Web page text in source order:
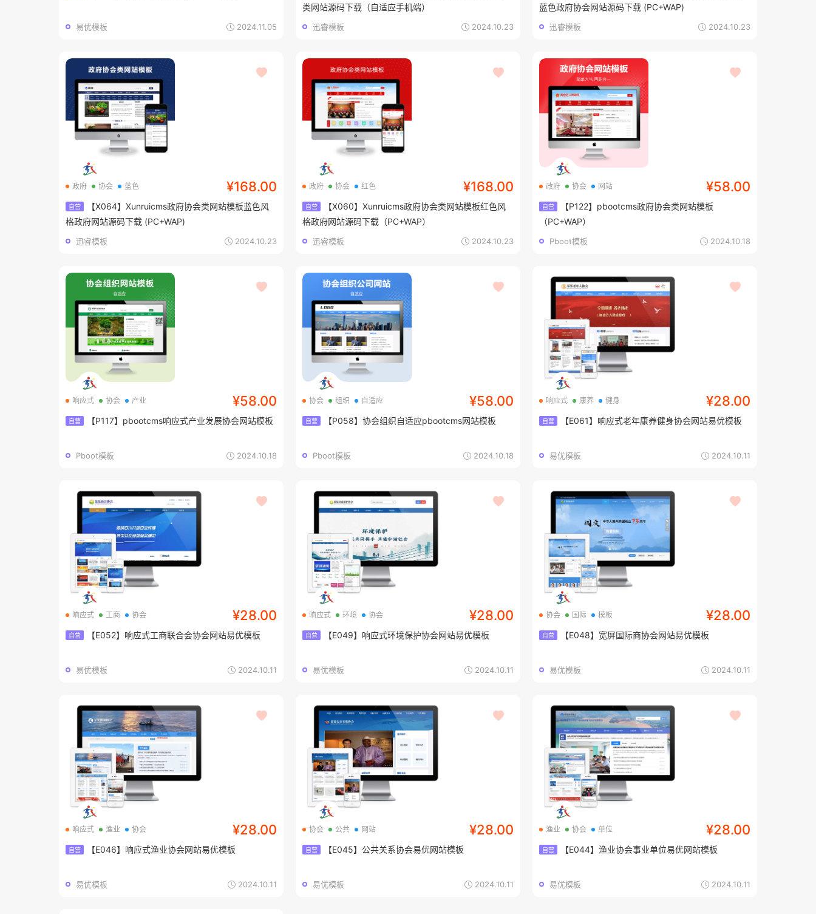
2024.11.05
易优模板
类网站源码下载（自适应手机端）
2024.10.23
迅睿模板
蓝色政府协会网站源码下载 (PC+WAP)
2024.10.23
迅睿模板
¥168.00
政府 协会 蓝色
自营
【X064】Xunruicms政府协会类网站模板蓝色风
格政府网站源码下载 (PC+WAP)
2024.10.23
迅睿模板
¥168.00
政府 协会 红色
自营
【X060】Xunruicms政府协会类网站模板红色风
格政府网站源码下载（PC+WAP）
2024.10.23
迅睿模板
¥58.00
政府 协会 网站
自营
【P122】pbootcms政府协会类网站模板
（PC+WAP）
2024.10.18
Pboot模板
¥58.00
响应式 协会 产业
自营 【P117】pbootcms响应式产业发展协会网站模板
2024.10.18
Pboot模板
¥58.00
协会 组织 自适应
自营 【P058】协会组织自适应pbootcms网站模板
2024.10.18
Pboot模板
¥28.00
响应式 康养 健身
自营 【E061】响应式老年康养健身协会网站易优模板
2024.10.11
易优模板
¥28.00
响应式 工商 协会
自营 【E052】响应式工商联合会协会网站易优模板
2024.10.11
易优模板
¥28.00
响应式 环境 协会
自营 【E049】响应式环境保护协会网站易优模板
2024.10.11
易优模板
¥28.00
协会 国际 模板
自营 【E048】宽屏国际商协会网站易优模板
2024.10.11
易优模板
¥28.00
响应式 渔业 协会
自营 【E046】响应式渔业协会网站易优模板
2024.10.11
易优模板
¥28.00
协会 公共 网站
自营 【E045】公共关系协会易优网站模板
2024.10.11
易优模板
¥28.00
渔业 协会 单位
自营 【E044】渔业协会事业单位易优网站模板
2024.10.11
易优模板